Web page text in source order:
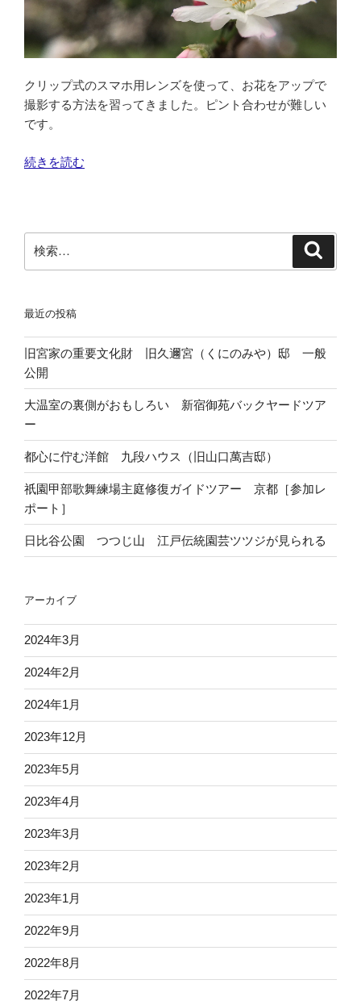
通
研
に
参
加
ま
Cast/
リ
ン
ピ
ッ
ク
青
少
年
セ
ン
クリップ式のスマホ用レンズを使って、お花をアップで
撮影する方法を習ってきました。ピント合わせが難しい
です。
“ス
マ
ク
ン
ズ
を
使
っ
て
ュ
ウ
ガ
ツ
ザ
ク
ス
マ
ホ
撮
教
室/
新
宿
苑”
の
続きを読む
索:
最近の投稿
旧宮家の重要文化財 旧久邇宮（くにのみや）邸 一般
公開
大温室の裏側がおもしろい 新宿御苑バックヤードツア
ー
都心に佇む洋館 九段ハウス（旧山口萬吉邸）
祇園甲部歌舞練場主庭修復ガイドツアー 京都［参加レ
ポート］
日比谷公園 つつじ山 江戸伝統園芸ツツジが見られる
アーカイブ
2024年3月
2024年2月
2024年1月
2023年12月
2023年5月
2023年4月
2023年3月
2023年2月
2023年1月
2022年9月
2022年8月
2022年7月